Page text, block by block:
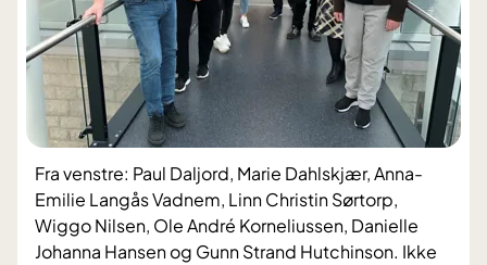
Fra venstre: Paul Daljord, Marie Dahlskjær, Anna-
Emilie Langås Vadnem, Linn Christin Sørtorp,
Wiggo Nilsen, Ole André Korneliussen, Danielle
Johanna Hansen og Gunn Strand Hutchinson. Ikke